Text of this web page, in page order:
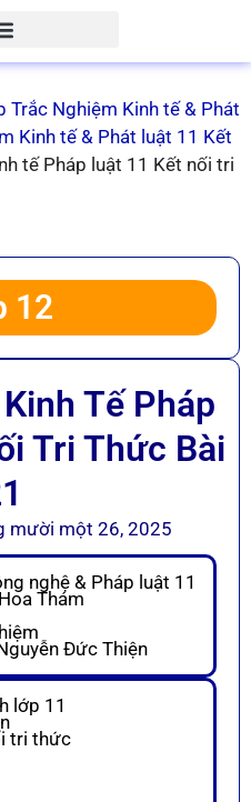
Trắc Nghiệm Kinh tế & Phát
Kinh tế & Phát luật 11 Kết
tế Pháp luật 11 Kết nối tri
12
Tế Pháp
Tri Thức Bài
mười một 26, 2025
nghệ & Pháp luật 11
Thám
Đức Thiện
lớp 11
tri thức